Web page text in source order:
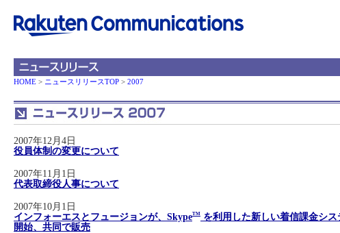
HOME > ニュースリリースTOP > 2007
2007年12月4日
役員体制の変更について
2007年11月1日
代表取締役人事について
2007年10月1日
インフォーエスとフュージョンが、SkypeTM
を利用した新しい着信課金シ
開始、共同で販売